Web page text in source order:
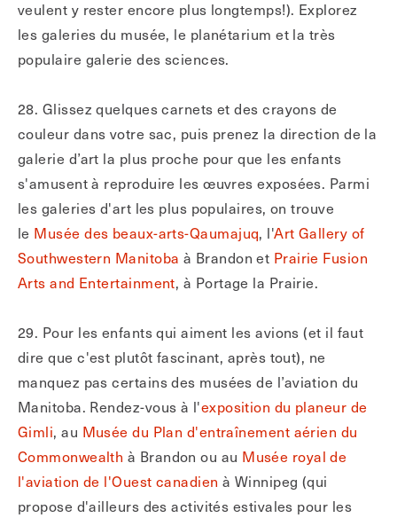
veulent y rester encore plus longtemps!). Explorez
les galeries du musée, le planétarium et la très
populaire galerie des sciences.
28. Glissez quelques carnets et des crayons de
couleur dans votre sac, puis prenez la direction de la
galerie d’art la plus proche pour que les enfants
s'amusent à reproduire les œuvres exposées. Parmi
les galeries d'art les plus populaires, on trouve
le Musée des beaux-arts-Qaumajuq, l'Art Gallery of
Southwestern Manitoba à Brandon et Prairie Fusion
Arts and Entertainment, à Portage la Prairie.
29. Pour les enfants qui aiment les avions (et il faut
dire que c'est plutôt fascinant, après tout), ne
manquez pas certains des musées de l’aviation du
Manitoba. Rendez-vous à l'exposition du planeur de
Gimli, au Musée du Plan d'entraînement aérien du
Commonwealth à Brandon ou au Musée royal de
l'aviation de l'Ouest canadien à Winnipeg (qui
propose d'ailleurs des activités estivales pour les